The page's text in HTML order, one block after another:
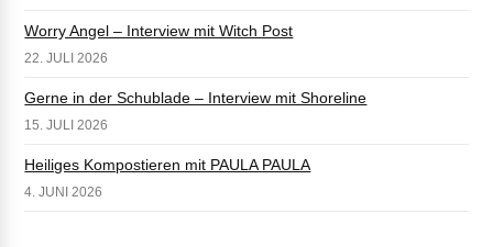
Worry Angel – Interview mit Witch Post
22. JULI 2026
Gerne in der Schublade – Interview mit Shoreline
15. JULI 2026
Heiliges Kompostieren mit PAULA PAULA
4. JUNI 2026